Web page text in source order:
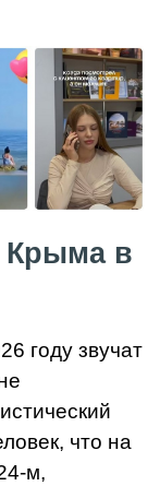
Крыма в
году звучат
что на
м,